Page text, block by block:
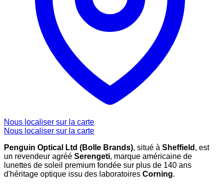
Nous localiser sur la carte
Nous localiser sur la carte
Penguin Optical Ltd (Bolle Brands), situé à Sheffield , est
un revendeur agréé Serengeti, marque américaine de
lunettes de soleil premium fondée sur plus de 140 ans
d'héritage optique issu des laboratoires Corning.